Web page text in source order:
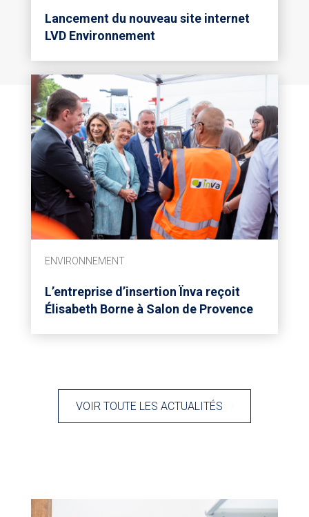
Lancement du nouveau site internet
LVD Environnement
ENVIRONNEMENT
L’entreprise d’insertion Ïnva reçoit
Élisabeth Borne à Salon de Provence
VOIR TOUTE LES ACTUALITÉS